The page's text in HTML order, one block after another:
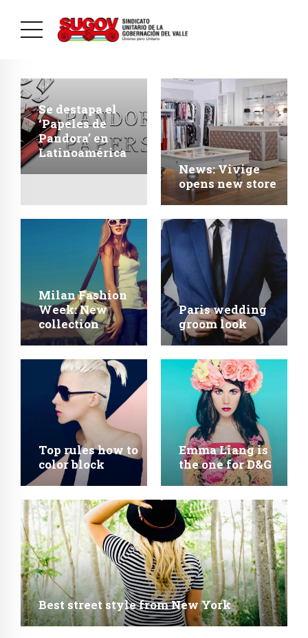
Se destapa el
‘Papeles de
Pandora’ en
Latinoamérica
News: Vivige
opens new store
Milan Fashion
Week: New
collection
Paris wedding
groom look
Top rules how to
color block
Emma Liang is
the one for D&G
Best street style from New York